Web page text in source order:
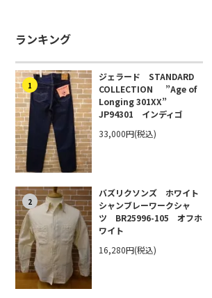
ランキング
1
ジェラード STANDARD
COLLECTION ”Age of
Longing 301XX”
JP94301 インディゴ
33,000円(税込)
2
バズリクソンズ ホワイト
シャンブレーワークシャ
ツ BR25996-105 オフホ
ワイト
16,280円(税込)